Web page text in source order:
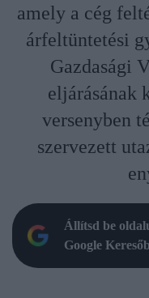
amely a cég
árfeltüntetési
Gazdasági
eljárásának
versenyben
szervezett
Állítsd be
Google